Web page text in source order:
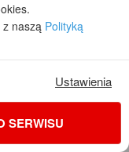
18 z 37
20 z 37
naszą Polityką
Ustawienia
SERWISU